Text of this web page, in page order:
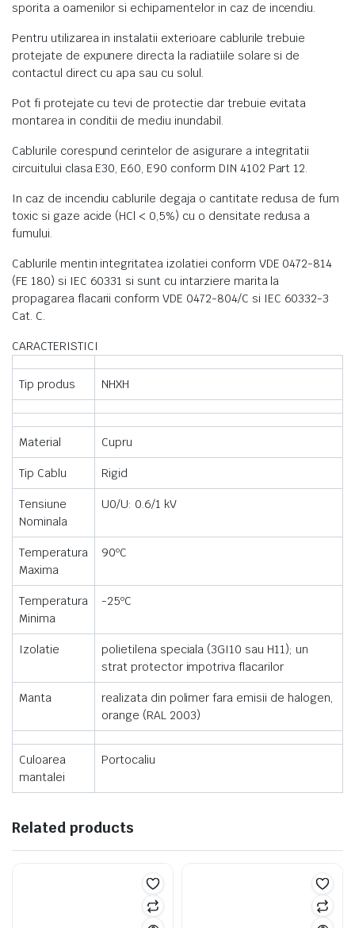
sporita a oamenilor si echipamentelor in caz de incendiu.
Pentru utilizarea in instalatii exterioare cablurile trebuie
protejate de expunere directa la radiatiile solare si de
contactul direct cu apa sau cu solul.
Pot fi protejate cu tevi de protectie dar trebuie evitata
montarea in conditii de mediu inundabil.
Cablurile corespund cerintelor de asigurare a integritatii
circuitului clasa E30, E60, E90 conform DIN 4102 Part 12.
In caz de incendiu cablurile degaja o cantitate redusa de fum
toxic si gaze acide (HCl < 0,5%) cu o densitate redusa a
fumului.
Cablurile mentin integritatea izolatiei conform VDE 0472-814
(FE 180) si IEC 60331 si sunt cu intarziere marita la
propagarea flacarii conform VDE 0472-804/C si IEC 60332-3
Cat. C.
CARACTERISTICI
Tip produs NHXH
Material Cupru
Tip Cablu Rigid
Tensiune
Nominala
U0/U: 0.6/1 kV
Temperatura
Maxima
90ºC
Temperatura
Minima
-25ºC
Izolatie
polietilena speciala (3GI10 sau H11); un
strat protector impotriva flacarilor
Manta
realizata din polimer fara emisii de halogen,
orange (RAL 2003)
Culoarea
mantalei
Portocaliu
Related products